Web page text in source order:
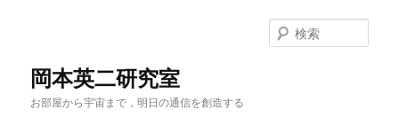
岡本英二研究室
お部屋から宇宙まで，明日の通信を創造する
索